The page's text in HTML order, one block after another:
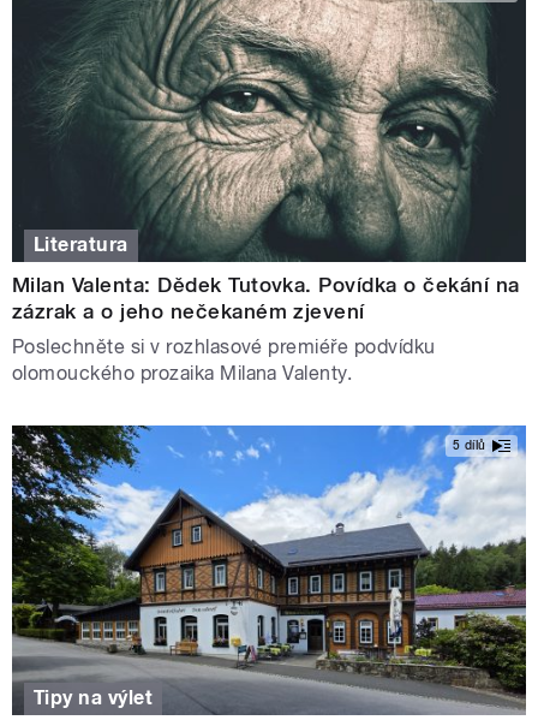
Literatura
Milan Valenta: Dědek Tutovka. Povídka o čekání na
zázrak a o jeho nečekaném zjevení
Poslechněte si v rozhlasové premiéře podvídku
olomouckého prozaika Milana Valenty.
5 dílů
Tipy na výlet